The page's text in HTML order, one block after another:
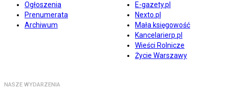
Ogłoszenia
Prenumerata
Archiwum
E-gazety.pl
Nexto.pl
Mała księgowość
Kancelarierp.pl
Wieści Rolnicze
Życie Warszawy
NASZE WYDARZENIA